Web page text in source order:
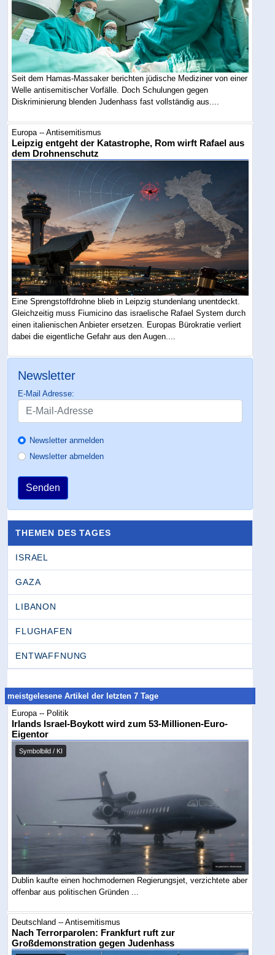
Seit dem Hamas-Massaker berichten jüdische Mediziner von einer
Welle antisemitischer Vorfälle. Doch Schulungen gegen
Diskriminierung blenden Judenhass fast vollständig aus....
Europa -- Antisemitismus
Leipzig entgeht der Katastrophe, Rom wirft Rafael aus
dem Drohnenschutz
Eine Sprengstoffdrohne blieb in Leipzig stundenlang unentdeckt.
Gleichzeitig muss Fiumicino das israelische Rafael System durch
einen italienischen Anbieter ersetzen. Europas Bürokratie verliert
dabei die eigentliche Gefahr aus den Augen....
Newsletter
E-Mail Adresse:
Newsletter anmelden
Newsletter abmelden
Senden
THEMEN DES TAGES
ISRAEL
GAZA
LIBANON
FLUGHAFEN
ENTWAFFNUNG
meistgelesene Artikel der letzten 7 Tage
Europa -- Politik
Irlands Israel-Boykott wird zum 53-Millionen-Euro-
Eigentor
Symbolbild / KI
Dublin kaufte einen hochmodernen Regierungsjet, verzichtete aber
offenbar aus politischen Gründen ...
Deutschland -- Antisemitismus
Nach Terrorparolen: Frankfurt ruft zur
Großdemonstration gegen Judenhass